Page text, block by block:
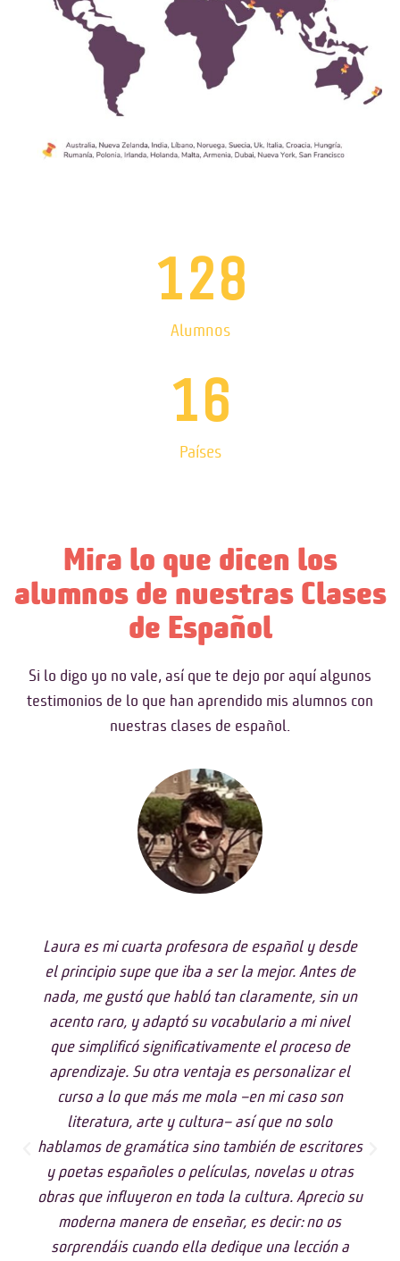
128
Alumnos
16
Países
Mira lo que dicen los
alumnos de nuestras Clases
de Español
Si lo digo yo no vale, así que te dejo por aquí algunos
testimonios de lo que han aprendido mis alumnos con
nuestras clases de español.
Laura es mi cuarta profesora de español y desde
el principio supe que iba a ser la mejor. Antes de
nada, me gustó que habló tan claramente, sin un
acento raro, y adaptó su vocabulario a mi nivel
que simplificó significativamente el proceso de
aprendizaje. Su otra ventaja es personalizar el
curso a lo que más me mola –en mi caso son
literatura, arte y cultura– así que no solo
hablamos de gramática sino también de escritores
y poetas españoles o películas, novelas u otras
obras que influyeron en toda la cultura. Aprecio su
moderna manera de enseñar, es decir: no os
sorprendáis cuando ella dedique una lección a